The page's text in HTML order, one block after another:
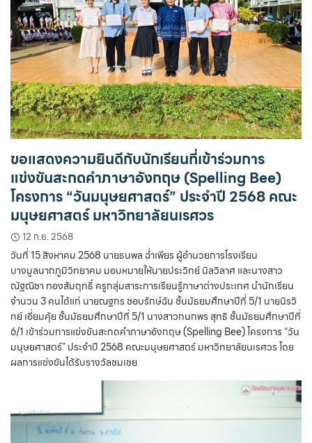
ขอแสดงความยินดีกับนักเรียนที่เข้าร่วมการ
แข่งขันสะกดคำภาษาอังกฤษ (Spelling Bee)
โครงการ “วันมนุษยศาสตร์” ประจำปี 2568 คณะ
มนุษยศาสตร์ มหาวิทยาลัยนเรศวร
12 ก.ย. 2568
วันที่ 15 สิงหาคม 2568 นายธนพล ฉ่ำเพียร ผู้อำนวยการโรงเรียน
บางมูลนากภูมิวิทยาคม มอบหมายให้นายประวิทย์ นิลวิลาศ และนางสาว
ณัฐณิชา ทองสัมฤทธิ์ ครูกลุ่มสาระการเรียนรู้ภาษาต่างประเทศ นำนักเรียน
จำนวน 3 คนได้แก่ นายณฐกร ชอบรักษ์ฉัน ชั้นมัธยมศึกษาปีที่ 5/1 นายนิรวิ
ทย์ เอี่ยมคุ้ย ชั้นมัธยมศึกษาปีที่ 5/1 นางสาวกนกพร สุทธิ ชั้นมัธยมศึกษาปีที่
6/1 เข้าร่วมการแข่งขันสะกดคำภาษาอังกฤษ (Spelling Bee) โครงการ “วัน
มนุษยศาสตร์” ประจำปี 2568 คณะมนุษยศาสตร์ มหาวิทยาลัยนเรศวร โดย
ผลการแข่งขันได้รับรางวัลชมเชย